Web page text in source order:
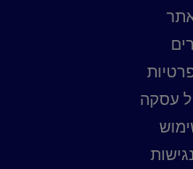
עסקה